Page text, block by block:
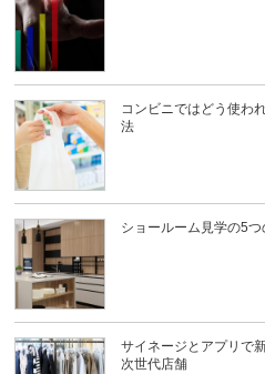
コンビニではどう使わ
法
ショールーム見学の5つ
サイネージとアプリで
次世代店舗